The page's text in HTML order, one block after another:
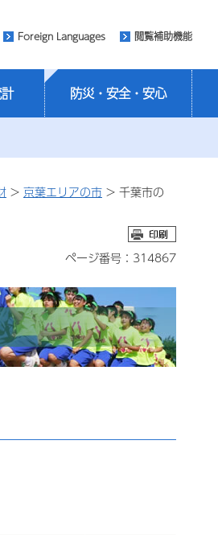
Foreign Languages 閲覧補助機能
防災・安全・安心
> 京葉エリアの市 > 千葉市の
ページ番号：314867